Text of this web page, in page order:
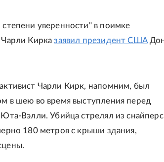
уверенности" в поимке
Чарли Кирказаявил президент США
Чарли Кирк, напомним, был
в шею во время выступления перед
Вэлли. Убийца стрелял из
180 метров с крыши здания,